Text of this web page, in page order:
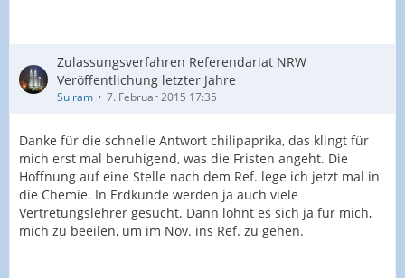
Zulassungsverfahren Referendariat NRW
Veröffentlichung letzter Jahre
Suiram 7. Februar 2015 17:35
Danke für die schnelle Antwort chilipaprika, das klingt für
mich erst mal beruhigend, was die Fristen angeht. Die
Hoffnung auf eine Stelle nach dem Ref. lege ich jetzt mal in
die Chemie. In Erdkunde werden ja auch viele
Vertretungslehrer gesucht. Dann lohnt es sich ja für mich,
mich zu beeilen, um im Nov. ins Ref. zu gehen.